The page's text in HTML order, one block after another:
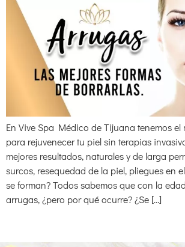
En Vive Spa Médico de Tijuana tenemos el
para rejuvenecer tu piel sin terapias
mejores resultados, naturales y de larga
surcos, resequedad de la piel, pliegues en
se forman? Todos sabemos que con la
arrugas, ¿pero por qué ocurre? ¿Se […]